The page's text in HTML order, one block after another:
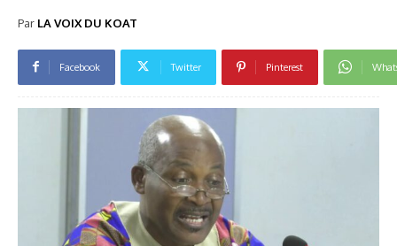
Par LA VOIX DU KOAT
Facebook Twitter Pinterest